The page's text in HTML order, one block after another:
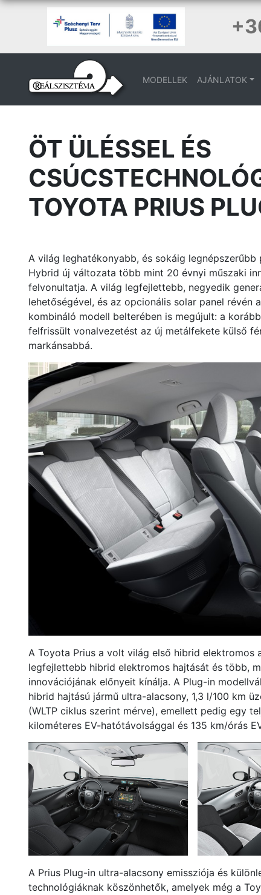
MODELLEK AJÁNLATOK
ÖT ÜLÉSSEL ÉS
TOYOTA PRIUS
A világ leghatékonyabb, és sokáig
Hybrid új változata több mint 20 évnyi műszaki
felvonultatja. A világ legfejlettebb, negyedik
lehetőségével, és az opcionális solar panel
kombináló modell belterében is megújult: a
felfrissült vonalvezetést az új metálfekete külső
markánsabbá.
A Toyota Prius a volt világ első hibrid elektromos
legfejlettebb hibrid elektromos hajtását és több,
innovációjának előnyeit kínálja. A Plug-in
hibrid hajtású jármű ultra-alacsony, 1,3 l/100 km
(WLTP ciklus szerint mérve), emellett pedig egy
kilométeres EV-hatótávolsággal és 135 km/órás
A Prius Plug-in ultra-alacsony emissziója és
technológiáknak köszönhetők, amelyek még a